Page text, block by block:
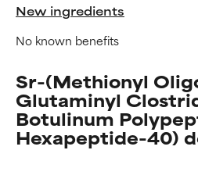
New ingredients
No known benefits
Sr-(Methionyl
Glutaminyl
Botulinum
Hexapeptide-40)